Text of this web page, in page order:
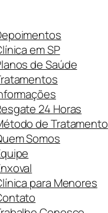
em SP
de Saúde
24 Horas
de Tratamento
Somos
para Menores